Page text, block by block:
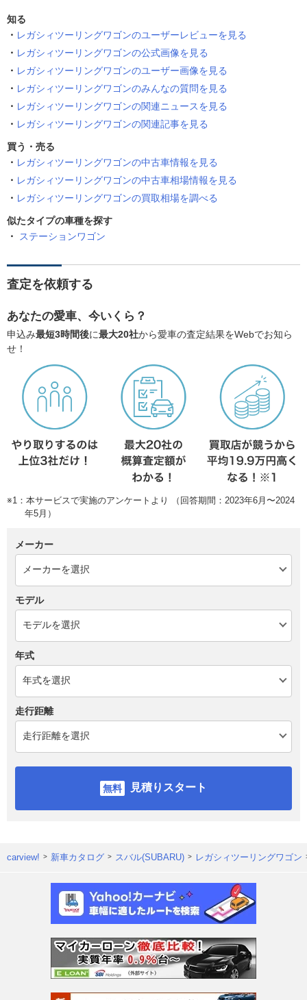
知る
レガシィツーリングワゴンのユーザーレビューを見る
レガシィツーリングワゴンの公式画像を見る
レガシィツーリングワゴンのユーザー画像を見る
レガシィツーリングワゴンのみんなの質問を見る
レガシィツーリングワゴンの関連ニュースを見る
レガシィツーリングワゴンの関連記事を見る
買う・売る
レガシィツーリングワゴンの中古車情報を見る
レガシィツーリングワゴンの中古車相場情報を見る
レガシィツーリングワゴンの買取相場を調べる
似たタイプの車種を探す
ステーションワゴン
査定を依頼する
あなたの愛車、今いくら？
申込み最短3時間後に最大20社から愛車の査定結果をWebでお知ら
せ！
※1：本サービスで実施のアンケートより （回答期間：2023年6月〜2024
年5月）
メーカー
モデル
年式
走行距離
見積りスタート
carview! 新車カタログ スバル(SUBARU) レガシィツーリングワゴン